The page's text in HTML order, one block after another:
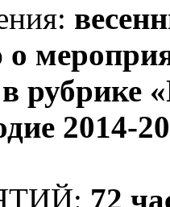
рубрике
2014-
72